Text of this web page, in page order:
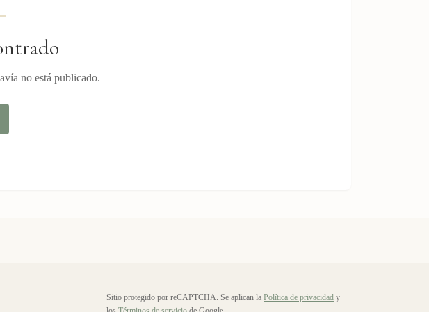
no está publicado.
Sitio protegido por reCAPTCHA. Se aplican la Política de privacidad y